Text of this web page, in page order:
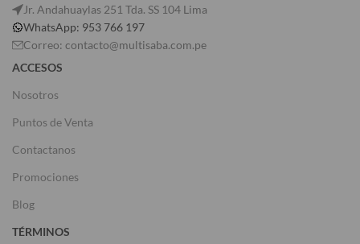
Jr. Andahuaylas 251 Tda. SS 104 Lima
WhatsApp: 953 766 197
Correo: contacto@multisaba.com.pe
ACCESOS
Nosotros
Puntos de Venta
Contactanos
Promociones
Blog
TÉRMINOS